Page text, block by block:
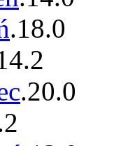
.18.0
.2
.20.0
2